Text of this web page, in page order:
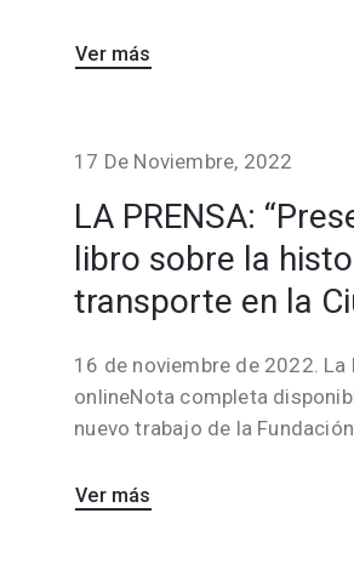
Ver más
17 De Noviembre, 2022
LA PRENSA:
libro sobre la
transporte en la
16 de noviembre de 2022. La
onlineNota completa
nuevo trabajo de la
Ver más